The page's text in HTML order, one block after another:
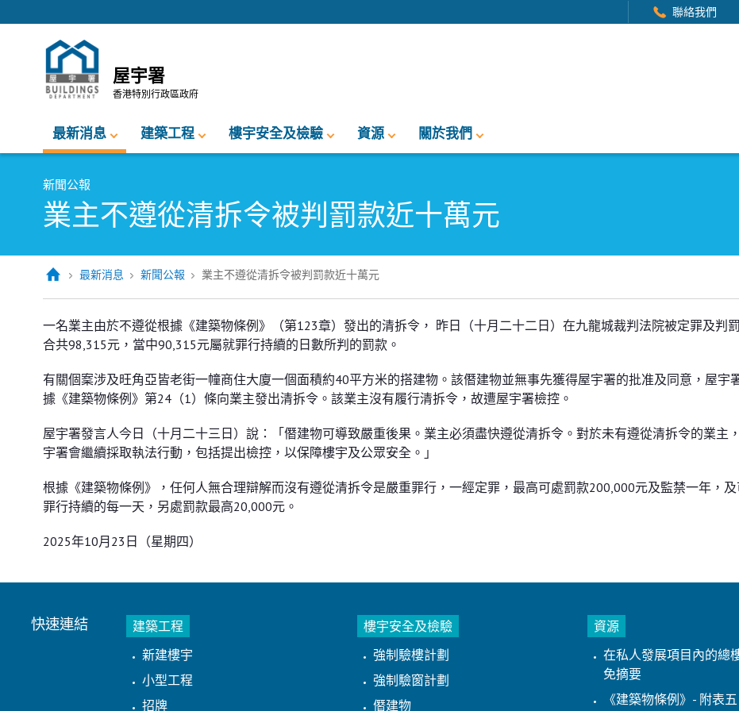
聯絡我們
屋宇署
香港特別行政區政府
最新消息 建築工程 樓宇安全及檢驗 資源 關於我們
新聞公報
業主不遵從清拆令被判罰款近十萬元
最新消息 新聞公報 業主不遵從清拆令被判罰款近十萬元
業主不遵從清拆令被判罰款近十萬元
一名業主由於不遵從根據《建築物條例》（第123章）發出的清拆令， 昨日（十月二十二日）在九龍城裁判法院被定罪及判
合共98,315元，當中90,315元屬就罪行持續的日數所判的罰款。
有關個䅁涉及旺角亞皆老街一幢商住大廈一個面積約40平方米的搭建物。該僭建物並無事先獲得屋宇署的批准及同意，屋宇
據《建築物條例》第24（1）條向業主發出清拆令。該業主沒有履行清拆令，故遭屋宇署檢控。
屋宇署發言人今日（十月二十三日）說：「僭建物可導致嚴重後果。業主必須盡快遵從清拆令。對於未有遵從清拆令的業主
宇署會繼續採取執法行動，包括提出檢控，以保障樓宇及公眾安全。」
根據《建築物條例》，任何人無合理辯解而沒有遵從清拆令是嚴重罪行，一經定罪，最高可處罰款200,000元及監禁一年，
罪行持續的每一天，另處罰款最高20,000元。
2025年10月23日（星期四）
快速連結
建築工程
新建樓宇
小型工程
招牌
樓宇安全及檢驗
強制驗樓計劃
強制驗窗計劃
僭建物
資源
在私人發展項目內的總
免摘要
《建築物條例》- 附表